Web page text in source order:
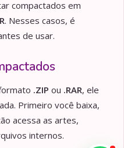
compactados em
. Nesses casos, é
de usar.
.ZIP ou .RAR, ele
Primeiro você baixa,
acessa as artes,
internos.